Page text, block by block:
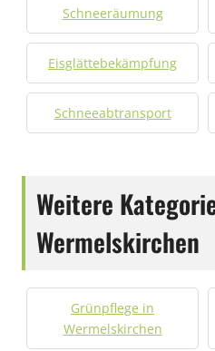
Schneeräumung
Eisglättebekämpfung
Schneeabtransport
Weitere
Wermelskirchen
Grünpflege in
Wermelskirchen